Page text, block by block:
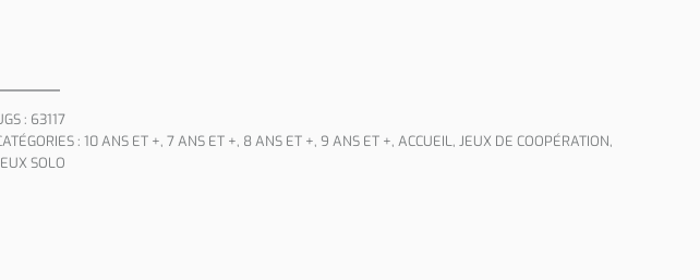
: 63117
: 10 ANS ET +, 7 ANS ET +, 8 ANS ET +, 9 ANS ET +, ACCUEIL, JEUX DE COOPÉRATION,
SOLO